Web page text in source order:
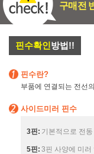
구매전
핀수확인방법!!
핀수란?
부품에 연결되는 전선
사이드미러 핀수
3핀: 기본적으로 전
5핀: 3핀 사양에 미러